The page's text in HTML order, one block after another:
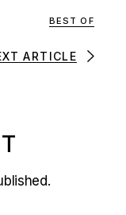
BEST OF
ARTICLE